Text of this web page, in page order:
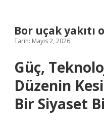
Bor uçak yakıtı
Tarih: Mayıs 2, 2026
Güç,
Düzenin
Bir Siyaset